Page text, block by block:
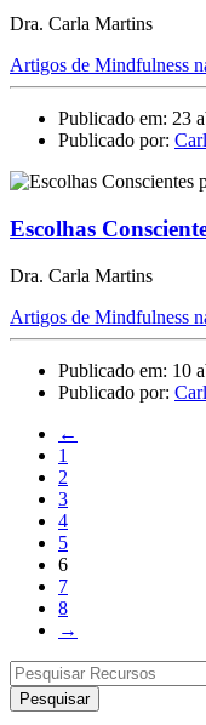
Dra. Carla Martins
Artigos de Mindfulness
Publicado em: 23
Publicado por:
Escolhas
Dra. Carla Martins
Artigos de Mindfulness
Publicado em: 10
Publicado por:
←
1
2
3
4
5
6
7
8
→
Pesquisar